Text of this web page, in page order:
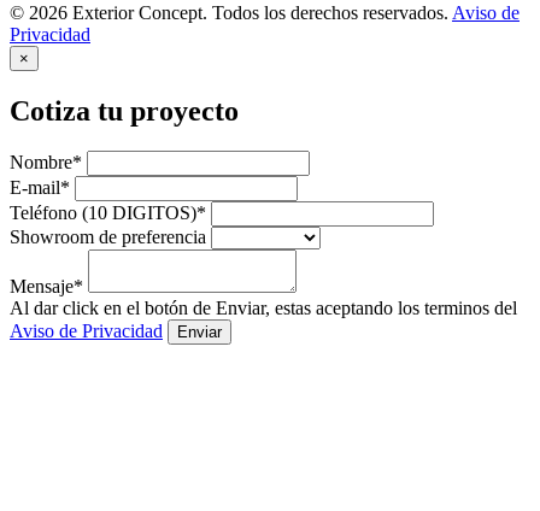
© 2026 Exterior Concept. Todos los derechos reservados. Aviso de
Privacidad
×
Cotiza tu proyecto
Nombre*
E-mail*
Teléfono (10 DIGITOS)*
Showroom de preferencia
Mensaje*
Al dar click en el botón de Enviar, estas aceptando los terminos del
Aviso de Privacidad